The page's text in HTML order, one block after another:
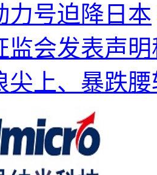
力号迫降日本
监会发表声
尖上、暴跌